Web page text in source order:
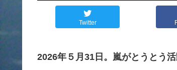
Twitter
2026年５月31日。嵐がとうとう活